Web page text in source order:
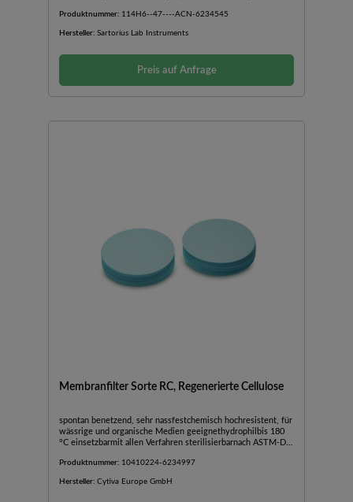
SatzH228P-SatzP210, P243SDBLink
Produktnummer: 114H6--47----ACN-6234545
Hersteller: Sartorius Lab Instruments
Preis auf Anfrage
Membranfilter Sorte RC, Regenerierte Cellulose
spontan benetzend, sehr nassfestchemisch hochresistent, für
wässrige und organische Medien geeignethydrophilbis 180
°C einsetzbarmit allen Verfahren sterilisierbarnach ASTM-D
Partikelfiltration von wässrigen und organischen Lösungen.
Produktnummer: 10410224-6234997
Hersteller: Cytiva Europe GmbH